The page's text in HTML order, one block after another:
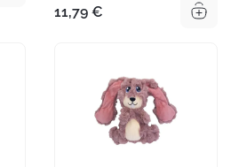
11,79 €